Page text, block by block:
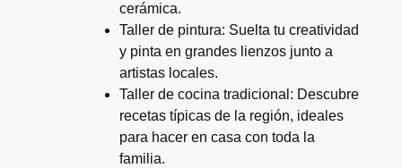
cerámica.
Taller de pintura: Suelta tu creatividad
y pinta en grandes lienzos junto a
artistas locales.
Taller de cocina tradicional: Descubre
recetas típicas de la región, ideales
para hacer en casa con toda la
familia.